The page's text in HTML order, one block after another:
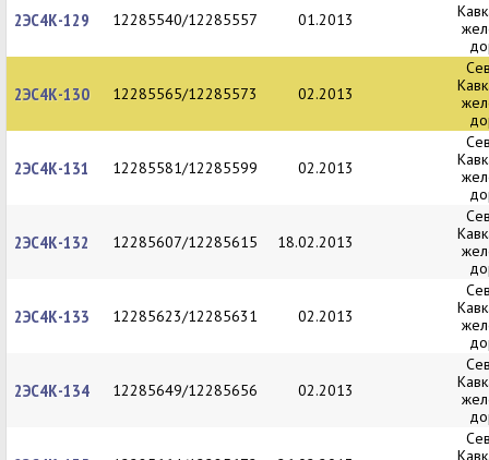
2ЭС4К-129 12285540/12285557 01.2013
2ЭС4К-130 12285565/12285573 02.2013
2ЭС4К-131 12285581/12285599 02.2013
2ЭС4К-132 12285607/12285615 18.02.2013
2ЭС4К-133 12285623/12285631 02.2013
2ЭС4К-134 12285649/12285656 02.2013